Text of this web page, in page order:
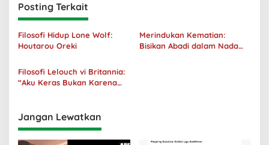
Posting Terkait
Filosofi Hidup Lone Wolf:
Houtarou Oreki
Merindukan Kematian:
Bisikan Abadi dalam Nada
Filosofi Lelouch vi Britannia:
“Aku Keras Bukan Karena
Jangan Lewatkan